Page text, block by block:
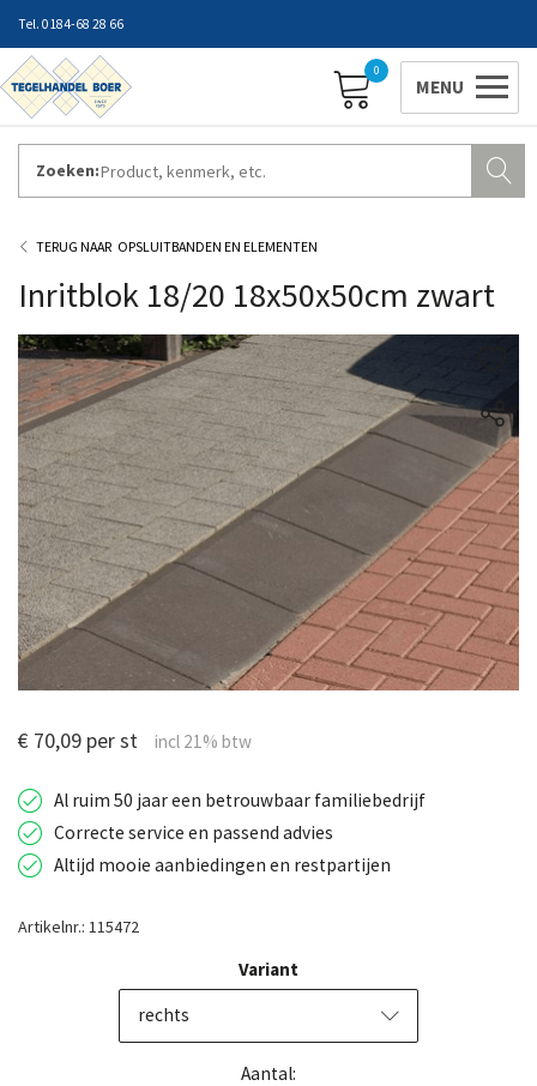
0184-68 28 66
0
Zoeken:
ZAKELIJK INLOGGEN
OPSLUITBANDEN EN ELEMENTEN
Inritblok 18/20 18x50x50cm zwart
€ 70,09 per st
Al ruim 50 jaar een betrouwbaar familiebedrijf
Correcte service en passend advies
Altijd mooie aanbiedingen en restpartijen
Artikelnr.: 115472
Variant
rechts
Aantal: